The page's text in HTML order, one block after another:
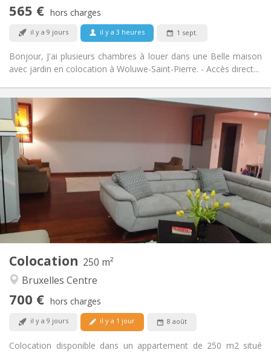
565 € hors charges
il y a 9 jours il y a 3 heures 1 sept.
Bonjour, J'ai plusieurs chambres à louer dans une Belle maison
avec jardin en colocation à Woluwe-Saint-Pierre. - Accès direct...
Acceptés
Colocation 250 m²
Bruxelles Centre
700 € hors charges
il y a 9 jours il y a 1 jour 8 août
Colocation disponible dans un appartement de 250 m2 situé
Infos Pratiques
Loyer:
700 €
Charges:
100 €
Durée:
12 mois, 11 mois, 10 mois, 5-6 mois
Domiciliation:
Acceptée
Aménagement
Salle de bain:
Commune
Cuisine:
Commune
Superficie:
250 m
2
Pièces privées:
6
Studieuse, chaleureuse, calme